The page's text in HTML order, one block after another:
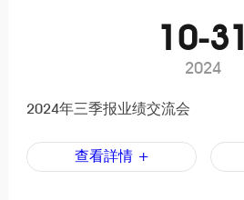
10-31
2024
2024年三季报业绩交流会
查看詳情 +